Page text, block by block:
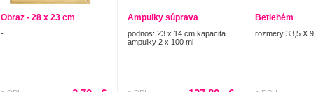
Obraz - 28 x 23 cm
-
Ampulky súprava
podnos: 23 x 14 cm kapacita
ampulky 2 x 100 ml
Betlehém
rozmery 33,5 X